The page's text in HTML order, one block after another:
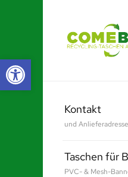
Werkzeugleiste öffnen
Kontakt
und Anlieferadresse
Taschen für
PVC- & Mesh-